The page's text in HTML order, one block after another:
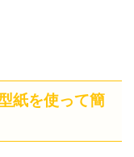
紙を使って簡